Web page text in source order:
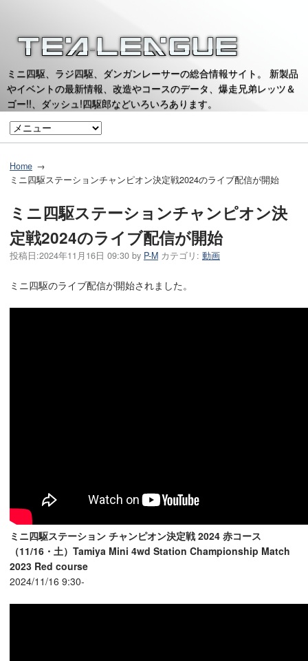
ミニ四駆、ラジ四駆、ダンガンレーサーの総合情報サイト。 新製品
やイベントの最新情報、改造やコースのデータ、爆走兄弟レッツ＆
ゴー!!、ダッシュ!四駆郎などいろいろあります。
Home
ミニ四駆ステーションチャンピオン決定戦2024のライブ配信が開始
ミニ四駆ステーションチャンピオン決
定戦2024のライブ配信が開始
投稿日:2024年11月16日 09:30 by P-M カテゴリ: 動画
ミニ四駆のライブ配信が開始されました。
ミニ四駆ステーション チャンピオン決定戦 2024 赤コース
（11/16・土）Tamiya Mini 4wd Station Championship Match
2023 Red course
2024/11/16 9:30-